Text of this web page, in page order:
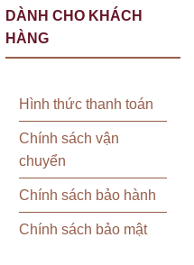
DÀNH CHO KHÁCH
HÀNG
Hình thức thanh toán
Chính sách vận
chuyển
Chính sách bảo hành
Chính sách bảo mật